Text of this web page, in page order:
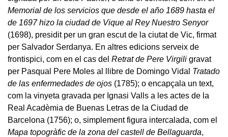
Memorial de los servicios que desde el año 1689 hasta el
de 1697 hizo la ciudad de Vique al Rey Nuestro Senyor
(1698), presidit per un gran escut de la ciutat de Vic, firmat
per Salvador Serdanya. En altres edicions serveix de
frontispici, com en el cas del Retrat de Pere Virgili gravat
per Pasqual Pere Moles al llibre de Domingo Vidal Tratado
de las enfermedades de ojos (1785); o encapçala un text,
com la vinyeta gravada per Ignasi Valls a les actes de la
Real Acadèmia de Buenas Letras de la Ciudad de
Barcelona (1756); o, simplement figura intercalada, com el
Mapa topogràfic de la zona del castell de Bellaguarda,